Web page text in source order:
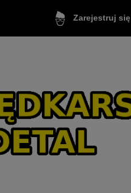
Zarejestruj się